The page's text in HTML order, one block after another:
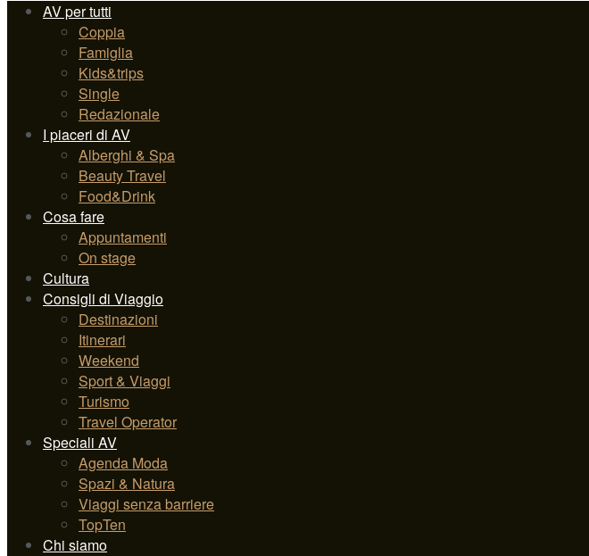
AV per tutti
Coppia
Famiglia
Kids&trips
Single
Redazionale
I piaceri di AV
Alberghi & Spa
Beauty Travel
Food&Drink
Cosa fare
Appuntamenti
On stage
Cultura
Consigli di Viaggio
Destinazioni
Itinerari
Weekend
Sport & Viaggi
Turismo
Travel Operator
Speciali AV
Agenda Moda
Spazi & Natura
Viaggi senza barriere
TopTen
Chi siamo